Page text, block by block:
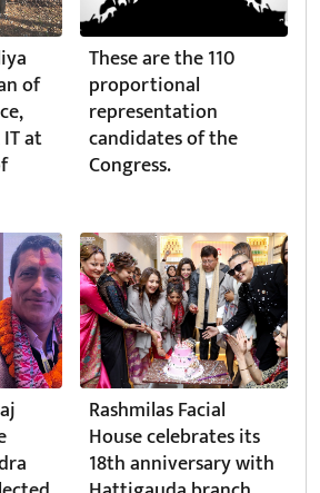
of
at
These are the 110
proportional
representation
candidates of the
Congress.
Rashmilas Facial
House celebrates its
18th anniversary with